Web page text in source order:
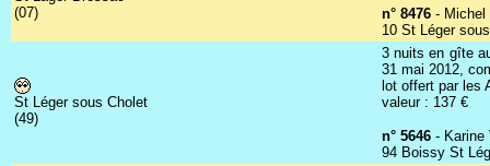
(07)
n° 8476 - Michel
10 St Léger
St Léger sous Cholet
(49)
3 nuits en gîte
31 mai 2012,
lot offert par les
valeur : 137 €
n° 5646 - Karine
94 Boissy St